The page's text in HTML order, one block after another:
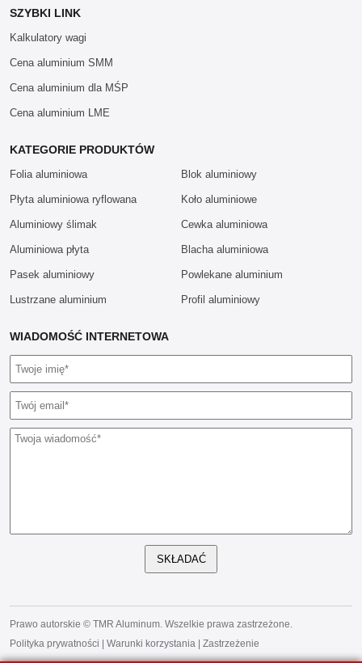
SZYBKI LINK
Kalkulatory wagi
Cena aluminium SMM
Cena aluminium dla MŚP
Cena aluminium LME
KATEGORIE PRODUKTÓW
Folia aluminiowa Blok aluminiowy
Płyta aluminiowa ryflowana Koło aluminiowe
Aluminiowy ślimak Cewka aluminiowa
Aluminiowa płyta Blacha aluminiowa
Pasek aluminiowy Powlekane aluminium
Lustrzane aluminium Profil aluminiowy
WIADOMOŚĆ INTERNETOWA
SKŁADAĆ
Prawo autorskie © TMR Aluminum. Wszelkie prawa zastrzeżone.
Polityka prywatności | Warunki korzystania | Zastrzeżenie